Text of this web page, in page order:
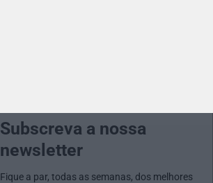
Subscreva a nossa
newsletter
Fique a par, todas as semanas, dos melhores